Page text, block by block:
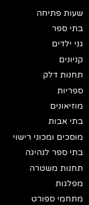
שעות פתיחה
בתי ספר
גני ילדים
קניונים
תחנות דלק
ספריות
מוזיאונים
בתי אבות
מוסכים ומכוני רישוי
בתי ספר לנהיגה
תחנות משטרה
מפלגות
מתחמי ספורט